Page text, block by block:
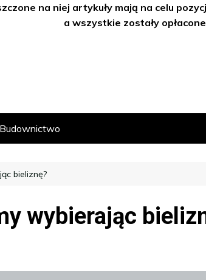
na niej artykuły mają na celu
a wszystkie zostały
Budownictwo
bieliznę?
wybierając